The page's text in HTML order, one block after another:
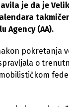
je da je
Agency (AA).
pokretanja
o